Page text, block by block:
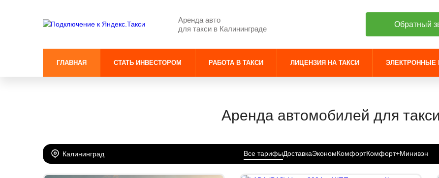
Аренда авто
для такси в Калининграде
Обратный
ГЛАВНАЯ СТАТЬ ИНВЕСТОРОМ РАБОТА В ТАКСИ ЛИЦЕНЗИЯ НА ТАКСИ ЭЛЕКТРОННЫЕ
Аренда автомобилей для такси
Калининград Все тарифыДоставкаЭкономКомфортКомфорт+Минивэн